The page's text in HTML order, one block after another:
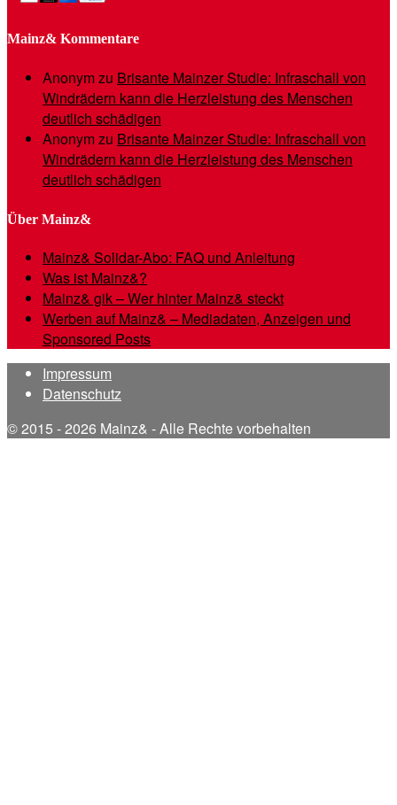
Mainz& Kommentare
Anonymzu Brisante Mainzer Studie: Infraschall von
Windrädern kann die Herzleistung des Menschen
deutlich schädigen
Anonymzu Brisante Mainzer Studie: Infraschall von
Windrädern kann die Herzleistung des Menschen
deutlich schädigen
Über Mainz&
Mainz& Solidar-Abo: FAQ und Anleitung
Was ist Mainz&?
Mainz& gik – Wer hinter Mainz& steckt
Werben auf Mainz& – Mediadaten, Anzeigen und
Sponsored Posts
Impressum
Datenschutz
© 2015 - 2026 Mainz& - Alle Rechte vorbehalten